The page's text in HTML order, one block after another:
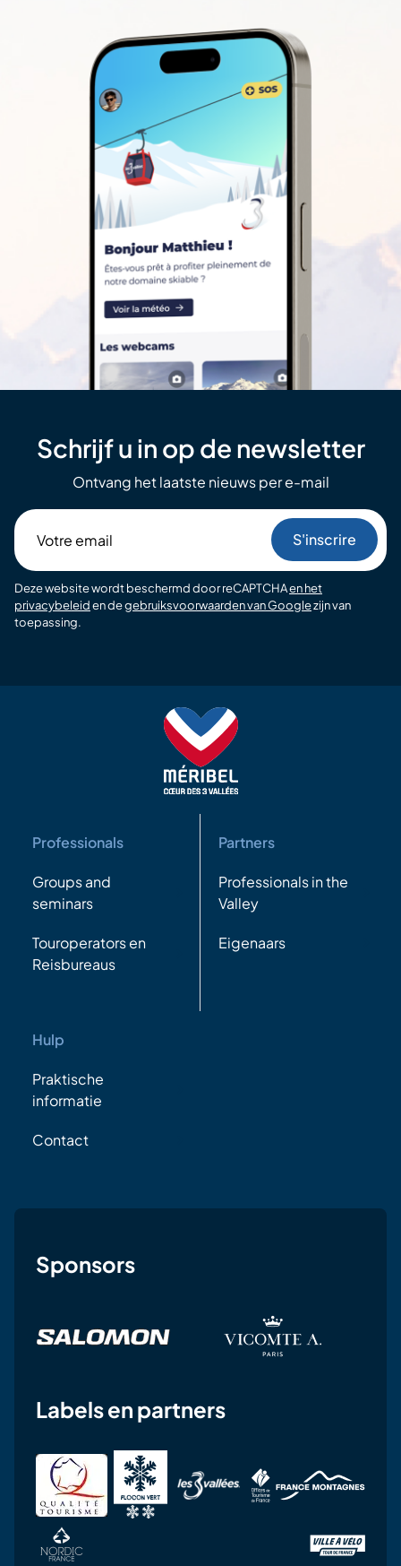
Schrijf u in op de newsletter
Ontvang het laatste nieuws per e-mail
email
Deze website wordt beschermd door reCAPTCHAen het
privacybeleiden degebruiksvoorwaarden van Googlezijn van
toepassing.
Professionals
Groups and
seminars
Touroperators en
Reisbureaus
Partners
Professionals in the
Valley
Eigenaars
Hulp
Praktische
informatie
Contact
Sponsors
Labels en partners